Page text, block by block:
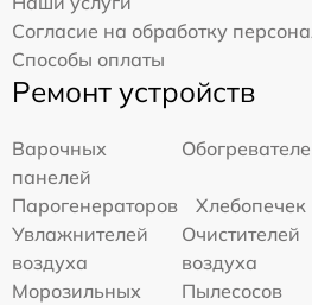
Согласие на обработку
Способы оплаты
Ремонт устройств
Варочных
панелей
Парогенераторов
Хлебопечек
Увлажнителей
воздуха
Очистителей
воздуха
Морозильных
Пылесосов